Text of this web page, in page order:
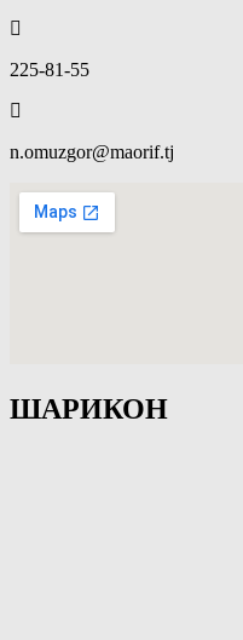
225-81-55
n.omuzgor@maorif.tj
ШАРИКОН